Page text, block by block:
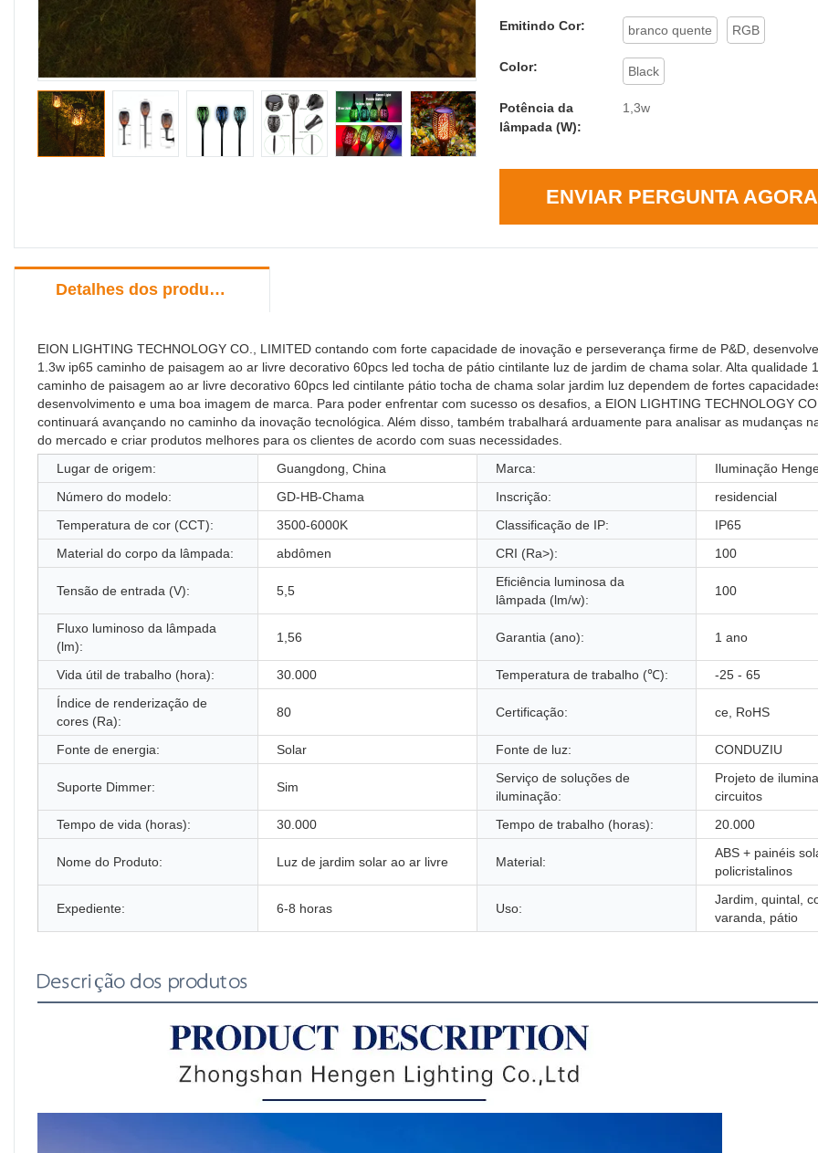
Emitindo Cor: branco quente RGB
Color: Black
Potência da
lâmpada (W):
1,3w
ENVIAR PERGUNTA AGORA
Detalhes dos produtos
EION LIGHTING TECHNOLOGY CO., LIMITED contando com forte capacidade de inovação e perseverança firme de P&D,
1.3w ip65 caminho de paisagem ao ar livre decorativo 60pcs led tocha de pátio cintilante luz de jardim de chama solar. Alta qualidade
caminho de paisagem ao ar livre decorativo 60pcs led cintilante pátio tocha de chama solar jardim luz dependem de fortes
desenvolvimento e uma boa imagem de marca. Para poder enfrentar com sucesso os desafios, a EION LIGHTING TECHNOLOGY
continuará avançando no caminho da inovação tecnológica. Além disso, também trabalhará arduamente para analisar as mudanças
do mercado e criar produtos melhores para os clientes de acordo com suas necessidades.
Lugar de origem:
Guangdong, China Marca:
Iluminação
Número do modelo:
GD-HB-Chama Inscrição:
residencial
Temperatura de cor (CCT):
3500-6000K Classificação de IP:
IP65
Material do corpo da lâmpada:
abdômen CRI (Ra>): 100
Tensão de entrada (V): 5,5
Eficiência luminosa da
lâmpada (lm/w):
100
Fluxo luminoso da lâmpada
(lm):
1,56 Garantia (ano): 1 ano
Vida útil de trabalho (hora): 30.000 Temperatura de trabalho (℃):
-25 - 65
Índice de renderização de
cores (Ra):
80 Certificação: ce, RoHS
Fonte de energia: Solar Fonte de luz: CONDUZIU
Suporte Dimmer: Sim
Serviço de soluções de
iluminação:
Projeto de
circuitos
Tempo de vida (horas):
30.000 Tempo de trabalho (horas): 20.000
Nome do Produto: Luz de jardim solar ao ar livre Material:
ABS + painéis
policristalinos
Expediente: 6-8 horas Uso:
Jardim, quintal,
varanda, pátio
Descrição dos produtos